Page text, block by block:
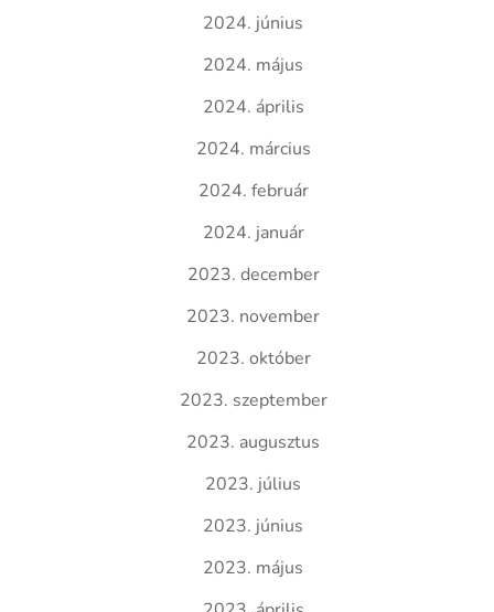
2024. június
2024. május
2024. április
2024. március
2024. február
2024. január
2023. december
2023. november
2023. október
2023. szeptember
2023. augusztus
2023. július
2023. június
2023. május